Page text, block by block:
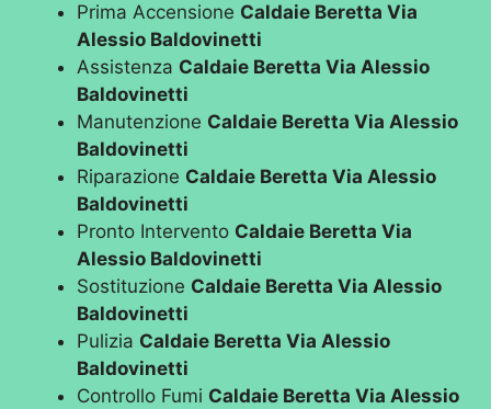
Prima Accensione Caldaie Beretta Via
Alessio Baldovinetti
Assistenza Caldaie Beretta Via Alessio
Baldovinetti
Manutenzione Caldaie Beretta Via Alessio
Baldovinetti
Riparazione Caldaie Beretta Via Alessio
Baldovinetti
Pronto Intervento Caldaie Beretta Via
Alessio Baldovinetti
Sostituzione Caldaie Beretta Via Alessio
Baldovinetti
Pulizia Caldaie Beretta Via Alessio
Baldovinetti
Controllo Fumi Caldaie Beretta Via Alessio